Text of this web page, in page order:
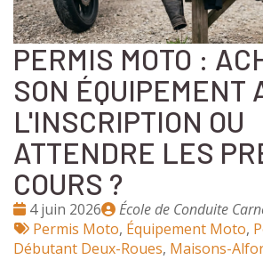
PERMIS MOTO :
SON ÉQUIPEMENT
L'INSCRIPTION OU
ATTENDRE LES
COURS ?
Date
:
4 juin 2026
Publié
par
École de Conduite
Tags
:
Permis Moto, Équipement Moto,
Débutant Deux-Roues, Maisons-